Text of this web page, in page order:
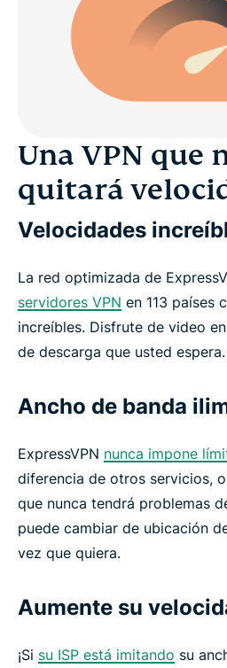
Una VPN que
quitará
Velocidades
La red optimizada de
servidores VPN en 113 países
increíbles. Disfrute de video
de descarga que usted espera.
Ancho de banda
ExpressVPN nunca impone
diferencia de otros servicios,
que nunca tendrá problemas
puede cambiar de ubicación
vez que quiera.
Aumente su
¡Si su ISP está imitando su